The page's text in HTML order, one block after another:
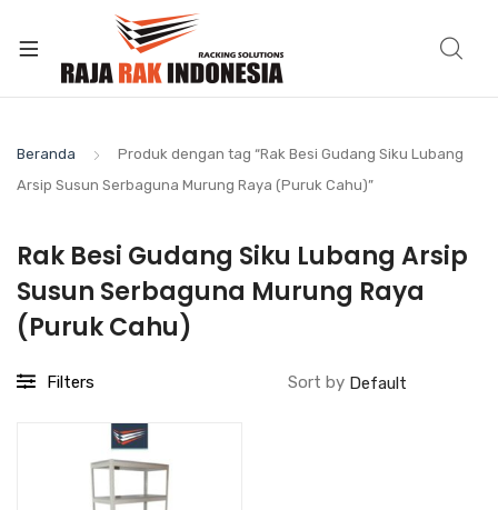
Beranda
Produk dengan tag “Rak Besi Gudang Siku Lubang
Arsip Susun Serbaguna Murung Raya (Puruk Cahu)”
Rak Besi Gudang Siku Lubang Arsip
Susun Serbaguna Murung Raya
(Puruk Cahu)
Filters Sort by